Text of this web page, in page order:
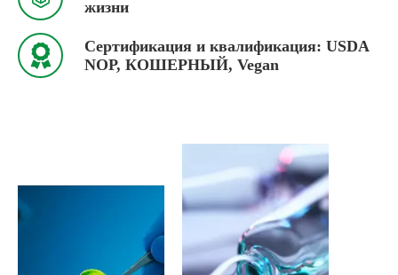
жизни

Сертификация и квалификация: USDA
NOP, КОШЕРНЫЙ, Vegan